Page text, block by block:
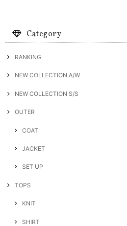
Category
RANKING
NEW COLLECTION A/W
NEW COLLECTION S/S
OUTER
COAT
JACKET
SET UP
TOPS
KNIT
SHIRT